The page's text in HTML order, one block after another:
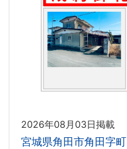
2026年08月03日掲載
宮城県角田市角田字町